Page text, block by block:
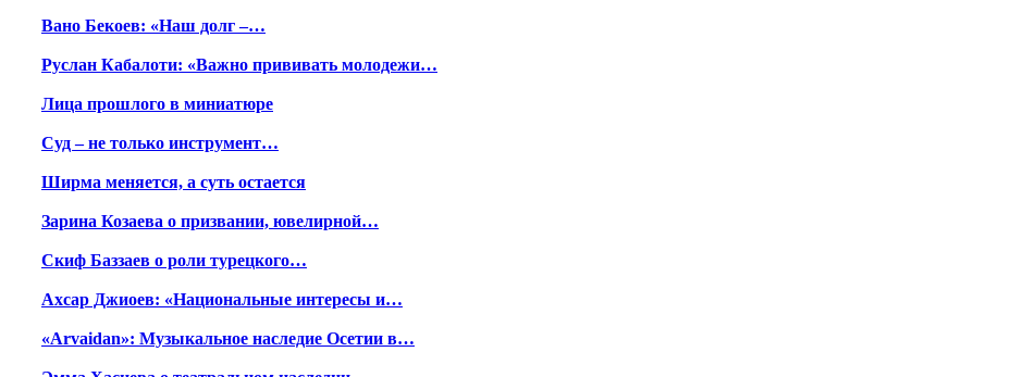
Вано Бекоев: «Наш долг –…
Руслан Кабалоти: «Важно прививать молодежи…
Лица прошлого в миниатюре
Суд – не только инструмент…
Ширма меняется, а суть остается
Зарина Козаева о призвании, ювелирной…
Скиф Баззаев о роли турецкого…
Ахсар Джиоев: «Национальные интересы и…
«Arvaidan»: Музыкальное наследие Осетии в…